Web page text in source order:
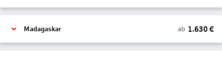
Madagaskar ab 1.630€